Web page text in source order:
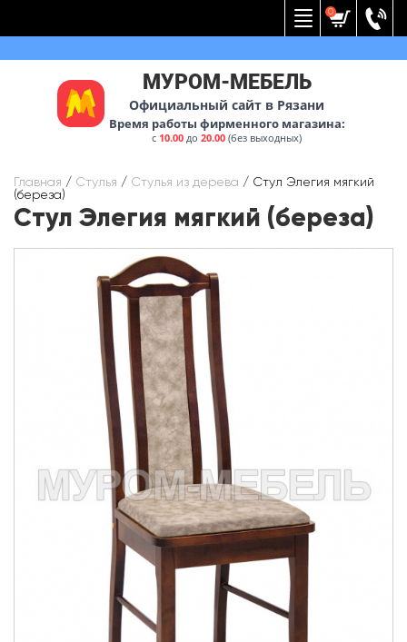
0
МУРОМ-МЕБЕЛЬ
Официальный сайт в Рязани
Время работы фирменного магазина:
с 10.00 до20.00 (без выходных)
Главная / Стулья / Стулья из дерева / Стул Элегия мягкий
(береза)
Стул Элегия мягкий (береза)